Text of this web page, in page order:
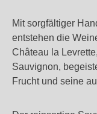
Mit sorgfältiger
entstehen die
Château la
Sauvignon,
Frucht und seine